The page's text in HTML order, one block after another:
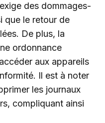
des dommages-
que le retour de
De plus, la
ordonnance
aux appareils
Il est à noter
les journaux
compliquant ainsi